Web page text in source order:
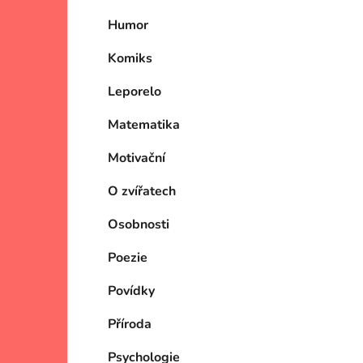
Humor
Komiks
Leporelo
Matematika
Motivační
O zvířatech
Osobnosti
Poezie
Povídky
Příroda
Psychologie